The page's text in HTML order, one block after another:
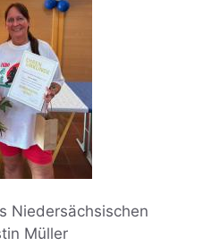
Niedersächsischen
Müller